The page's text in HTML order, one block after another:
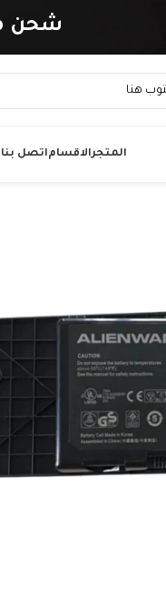
شحن
المتجرالاقساماتصل بنا